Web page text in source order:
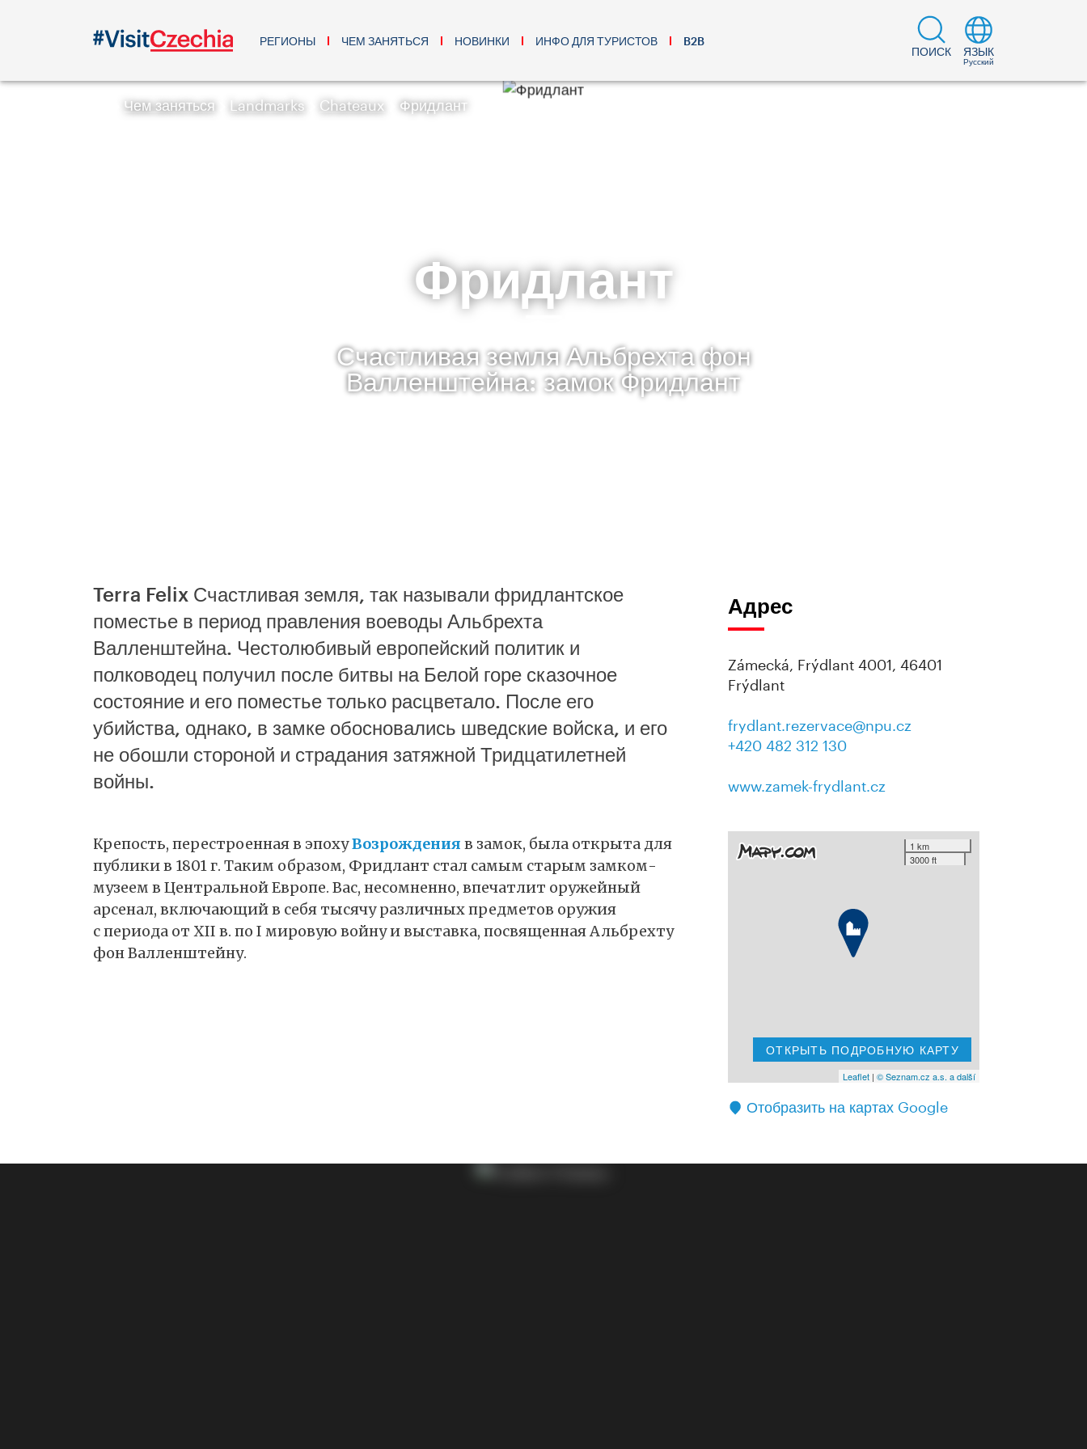
РЕГИОНЫ ЧЕМ ЗАНЯТЬСЯ НОВИНКИ ИНФО ДЛЯ ТУРИСТОВ B2B
ПОИСК ЯЗЫК
Русский
Чем заняться Landmarks Chateaux Фридлант
Фридлант
Счастливая земля Альбрехта фон
Валленштейна: замок Фридлант
Terra Felix Счастливая земля, так называли фридлантское
поместье в период правления воеводы Альбрехта
Валленштейна. Честолюбивый европейский политик и
полководец получил после битвы на Белой горе сказочное
состояние и его поместье только расцветало. После его
убийства, однако, в замке обосновались шведские войска, и его
не обошли стороной и страдания затяжной Тридцатилетней
войны.
Крепость, перестроенная в эпохуВозрождения в замок, была открыта для
публики в 1801 г. Таким образом, Фридлант стал самым старым замком-
музеем в Центральной Европе. Вас, несомненно, впечатлит оружейный
арсенал, включающий в себя тысячу различных предметов оружия
с периода от XII в. по I мировую войну и выставка, посвященная Альбрехту
фон Валленштейну.
Адрес
Zámecká, Frýdlant 4001, 46401
Frýdlant
frydlant.rezervace@npu.cz
+420 482 312 130
www.zamek-frydlant.cz
1 km
3000 ft
ОТКРЫТЬ ПОДРОБНУЮ КАРТУ
Leaflet| © Seznam.cz a.s. a další
Отобразить на картах Google